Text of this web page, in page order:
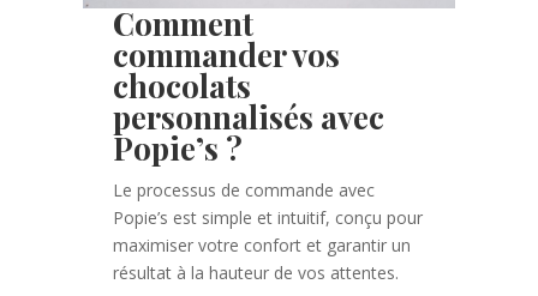
Comment
commander vos
chocolats
personnalisés avec
Popie’s ?
Le processus de commande avec
Popie’s est simple et intuitif, conçu pour
maximiser votre confort et garantir un
résultat à la hauteur de vos attentes.